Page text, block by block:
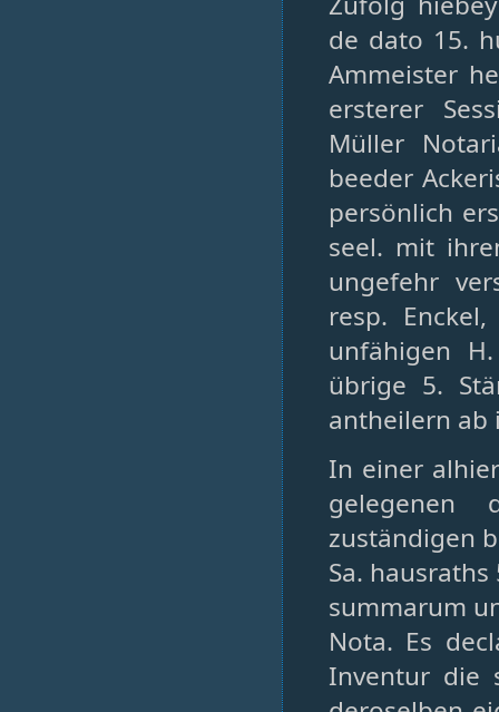
de dato 15.
Ammeister
ersterer
Müller
beeder
persönlich
seel. mit
ungefehr
resp.
unfähigen
übrige 5.
antheilern ab
In einer
gelegenen
zuständigen
Sa. hausraths
summarum
Nota. Es
Inventur die